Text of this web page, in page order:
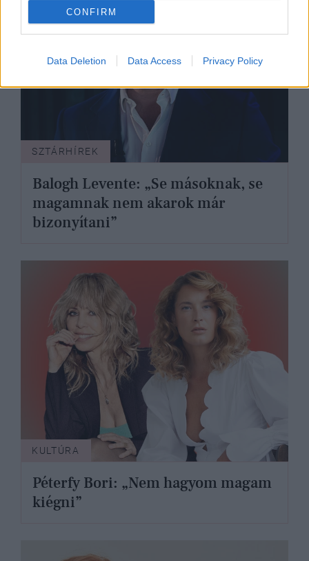
CONFIRM
Data Deletion Data Access Privacy Policy
SZTÁRHÍREK
Balogh Levente: „Se másoknak, se
magamnak nem akarok már
bizonyítani”
KULTÚRA
Péterfy Bori: „Nem hagyom magam
kiégni”